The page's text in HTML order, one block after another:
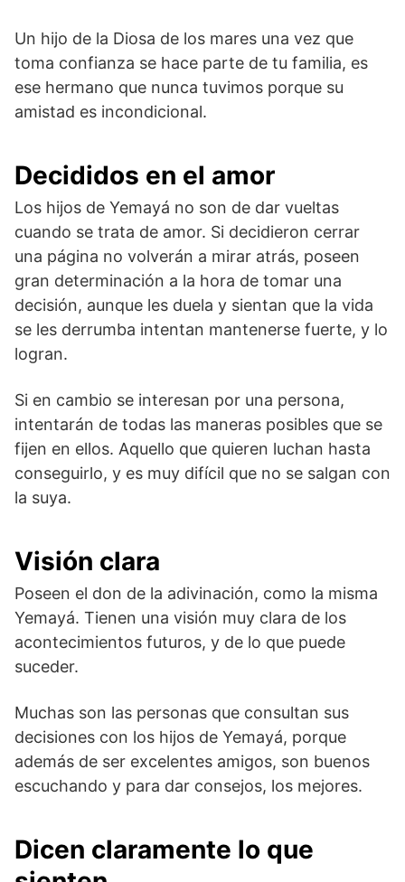
Un hijo de la Diosa de los mares una vez que
toma confianza se hace parte de tu familia, es
ese hermano que nunca tuvimos porque su
amistad es incondicional.
Decididos en el amor
Los hijos de Yemayá no son de dar vueltas
cuando se trata de amor. Si decidieron cerrar
una página no volverán a mirar atrás, poseen
gran determinación a la hora de tomar una
decisión, aunque les duela y sientan que la vida
se les derrumba intentan mantenerse fuerte, y lo
logran.
Si en cambio se interesan por una persona,
intentarán de todas las maneras posibles que se
fijen en ellos. Aquello que quieren luchan hasta
conseguirlo, y es muy difícil que no se salgan con
la suya.
Visión clara
Poseen el don de la adivinación, como la misma
Yemayá. Tienen una visión muy clara de los
acontecimientos futuros, y de lo que puede
suceder.
Muchas son las personas que consultan sus
decisiones con los hijos de Yemayá, porque
además de ser excelentes amigos, son buenos
escuchando y para dar consejos, los mejores.
Dicen claramente lo que